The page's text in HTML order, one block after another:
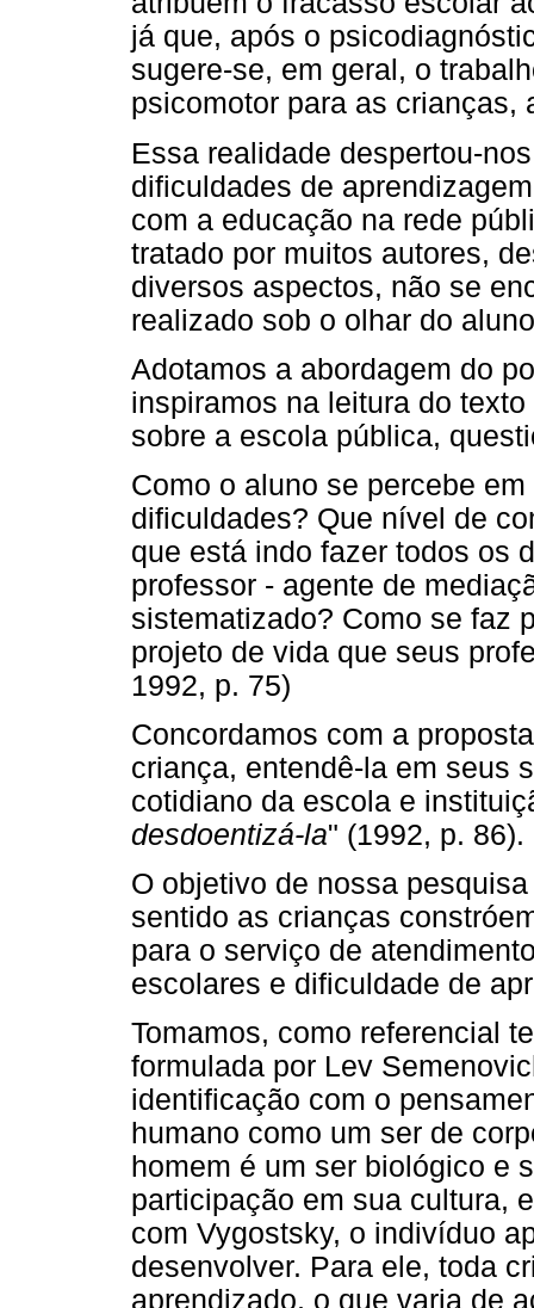
já que, após o
sugere-se, em geral, o
psicomotor para as crianças,
Essa realidade despertou-
dificuldades de
com a educação na rede
tratado por muitos autores,
diversos aspectos, não se
realizado sob o olhar do
Adotamos a abordagem do
inspiramos na leitura do
sobre a escola pública,
Como o aluno se percebe
dificuldades? Que nível de
que está indo fazer todos os
professor - agente de
sistematizado? Como se faz
projeto de vida que seus
1992, p. 75)
Concordamos com a
criança, entendê-la em seus
cotidiano da escola e
desdoentizá-la" (1992, p. 86).
O objetivo de nossa
sentido as crianças
para o serviço de
escolares e dificuldade de
Tomamos, como referencial
formulada por Lev
identificação com o
humano como um ser de
homem é um ser biológico e
participação em sua cultura,
com Vygostsky, o indivíduo
desenvolver. Para ele, toda
aprendizado, o que varia de